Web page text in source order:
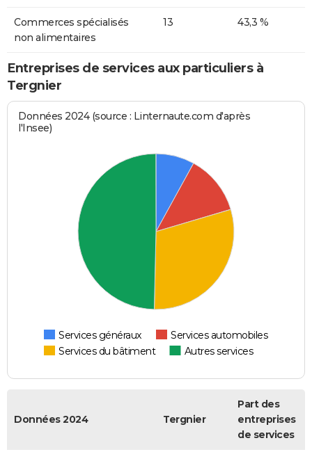
Commerces spécialisés
non alimentaires
13 43,3 %
Entreprises de services aux particuliers à
Tergnier
Données 2024 (source : Linternaute.com d'après
l'Insee)
Services généraux
Services automobiles
Services du bâtiment
Autres services
Données 2024 Tergnier
Part des
entreprises
de services